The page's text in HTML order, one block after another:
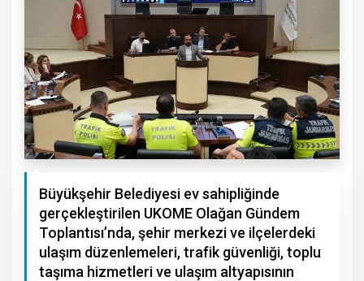
Büyükşehir Belediyesi ev sahipliğinde
gerçekleştirilen UKOME Olağan Gündem
Toplantısı’nda, şehir merkezi ve ilçelerdeki
ulaşım düzenlemeleri, trafik güvenliği, toplu
taşıma hizmetleri ve ulaşım altyapısının